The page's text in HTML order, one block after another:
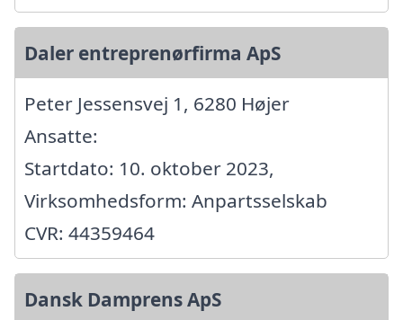
Daler entreprenørfirma ApS
Peter Jessensvej 1, 6280 Højer
Ansatte:
Startdato: 10. oktober 2023,
Virksomhedsform: Anpartsselskab
CVR: 44359464
Dansk Damprens ApS